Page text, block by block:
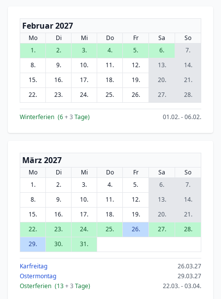
Februar 2027
Mo Di Mi Do Fr Sa
So
1.
2. 3. 4. 5. 6.
7.
8.
9. 10. 11. 12. 13.
14.
15.
16. 17. 18. 19. 20.
21.
22.
23. 24. 25. 26. 27. 28.
Winterferien (6+ 3 Tage) 01.02. - 06.02.
März 2027
Mo Di Mi Do Fr Sa
So
1.
2. 3. 4. 5. 6.
7.
8.
9. 10. 11. 12. 13.
14.
15.
16. 17. 18. 19. 20.
21.
22.
23. 24. 25. 26. 27.
28.
29.
30. 31.
Karfreitag
26.03.27
Ostermontag
29.03.27
Osterferien (13+ 3 Tage) 22.03. - 03.04.